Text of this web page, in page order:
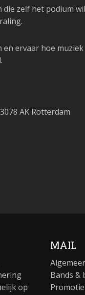
zelf het podium
en ervaar hoe
AK Rotterdam
op
MAIL
Bands &